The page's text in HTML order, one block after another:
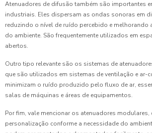
Atenuadores de difusão também são importantes
industriais. Eles dispersam as ondas sonoras em
reduzindo o nível de ruído percebido e melhorando
do ambiente. São frequentemente utilizados em
abertos.
Outro tipo relevante são os sistemas de
que são utilizados em sistemas de ventilação e ar-
minimizam o ruído produzido pelo fluxo de ar,
salas de máquinas e áreas de equipamentos.
Por fim, vale mencionar os atenuadores modulares,
personalização conforme a necessidade do